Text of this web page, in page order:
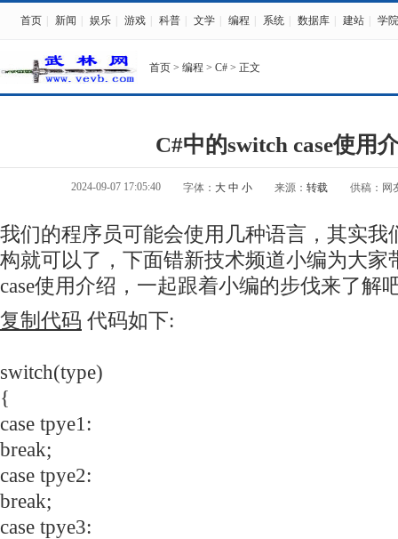
首页 新闻 娱乐 游戏 科普 文学 编程 系统 数据库 建站 学院
首页 > 编程 > C# > 正文
C#中的switch case使用
2024-09-07 17:05:40 字体： 大 中 小 来源： 转载 供稿：网
我们的程序员可能会使用几种语言，其实我
构就可以了，下面错新技术频道小编为大家
case使用介绍，一起跟着小编的步伐来了解
复制代码 代码如下:
switch(type)
{
case tpye1:
break;
case tpye2:
break;
case tpye3: